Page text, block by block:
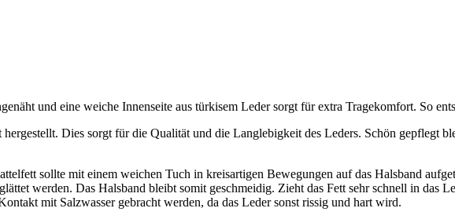
und eine weiche Innenseite aus türkisem Leder sorgt für extra Tragekomfort. So
Dies sorgt für die Qualität und die Langlebigkeit des Leders. Schön gepflegt
sollte mit einem weichen Tuch in kreisartigen Bewegungen auf das Halsband
werden. Das Halsband bleibt somit geschmeidig. Zieht das Fett sehr schnell in das
mit Salzwasser gebracht werden, da das Leder sonst rissig und hart wird.